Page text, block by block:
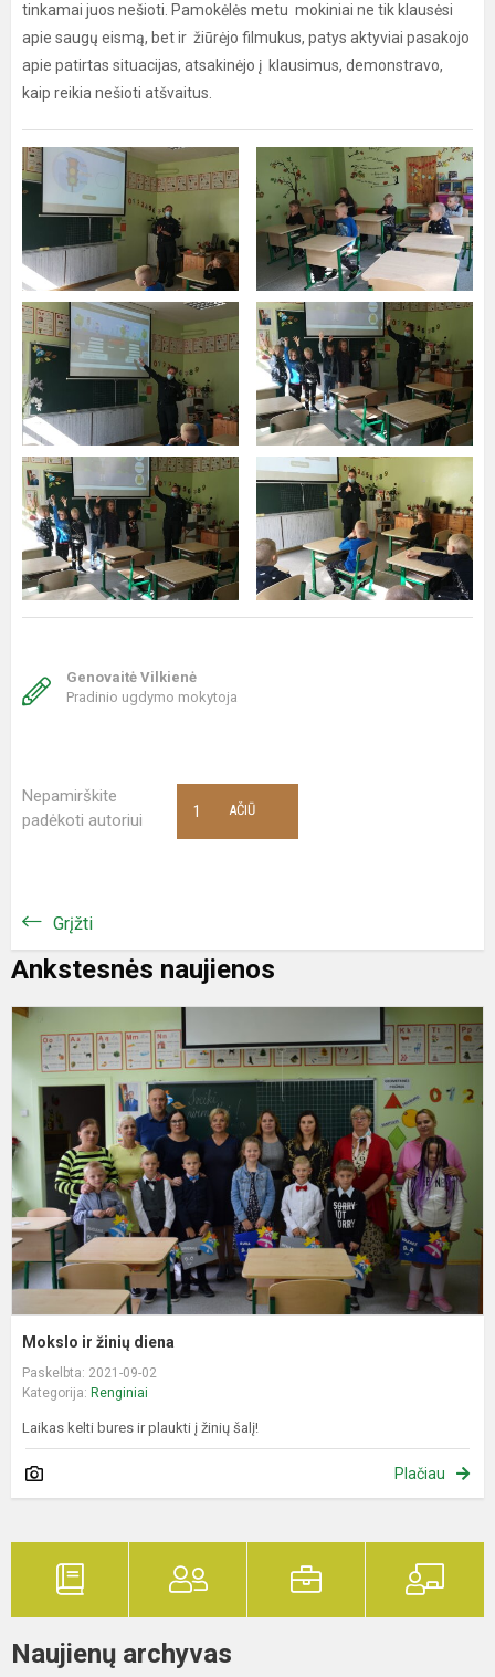
tinkamai juos nešioti. Pamokėlės metu mokiniai ne tik klausėsi
apie saugų eismą, bet ir žiūrėjo filmukus, patys aktyviai pasakojo
apie patirtas situacijas, atsakinėjo į klausimus, demonstravo,
kaip reikia nešioti atšvaitus.
Genovaitė Vilkienė
Pradinio ugdymo mokytoja
Nepamirškite
padėkoti autoriui
AČIŪ
1
Grįžti
Ankstesnės naujienos
Mokslo ir žinių diena
Paskelbta: 2021-09-02
Kategorija: Renginiai
Laikas kelti bures ir plaukti į žinių šalį!
Plačiau
Naujienų archyvas